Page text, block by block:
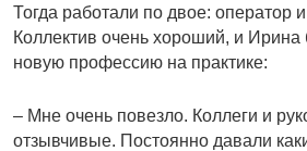
Тогда работали по двое: оператор
Коллектив очень хороший, и Ирина
новую профессию на практике:
– Мне очень повезло. Коллеги и
отзывчивые. Постоянно давали